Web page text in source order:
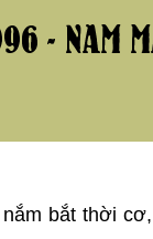
bắt thời